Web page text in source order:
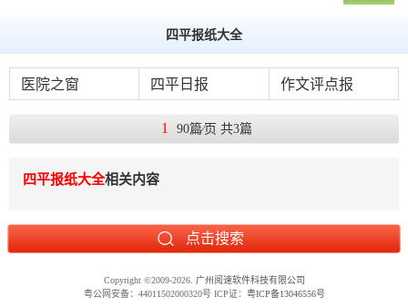
产
载
升
志
常
题
如
买
刊
四平报纸大全
医院之窗 四平日报 作文评点报
1 90篇⁄页 共3篇
四平报纸大全相关内容
Copyright ©2009-2026.
广州阅速软件科技有限公司
粤公网安备：44011502000320号 ICP证： 粤ICP备13046556号